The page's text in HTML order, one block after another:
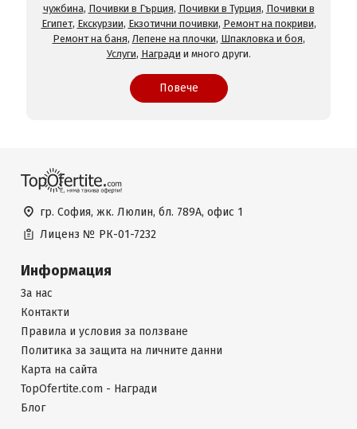
чужбина, Почивки в Гърция, Почивки в Турция, Почивки в
Египет, Екскурзии, Екзотични почивки, Ремонт на покриви,
Ремонт на баня, Лепене на плочки, Шпакловка и боя,
Услуги, Награди и много други.
Повече
гр. София, жк. Люлин, бл. 789А, офис 1
Лиценз № РК-01-7232
Информация
За нас
Контакти
Правила и условия за ползване
Политика за защита на личните данни
Карта на сайта
TopOfertite.com - Награди
Блог